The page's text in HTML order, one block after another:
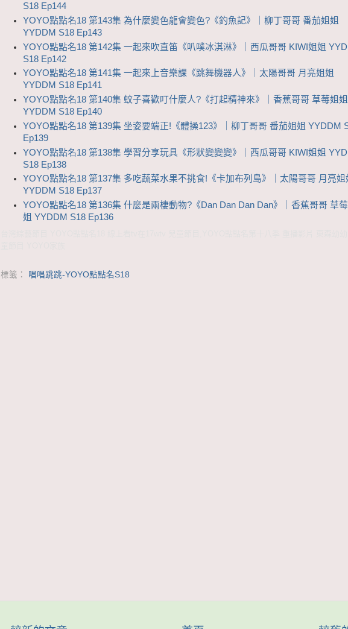
S18 Ep144
YOYO點點名18 第143集 為什麼變色龍會變色?《釣魚記》｜柳丁哥哥 番茄姐姐
YYDDM S18 Ep143
YOYO點點名18 第142集 一起來吹直笛《叭噗冰淇淋》｜西瓜哥哥 KIWI姐姐
S18 Ep142
YOYO點點名18 第141集 一起來上音樂課《跳舞機器人》｜太陽哥哥 月亮姐姐
YYDDM S18 Ep141
YOYO點點名18 第140集 蚊子喜歡叮什麼人?《打起精神來》｜香蕉哥哥 草莓姐姐
YYDDM S18 Ep140
YOYO點點名18 第139集 坐姿要端正!《體操123》｜柳丁哥哥 番茄姐姐 YYDDM
Ep139
YOYO點點名18 第138集 學習分享玩具《形狀變變變》｜西瓜哥哥 KIWI姐姐
S18 Ep138
YOYO點點名18 第137集 多吃蔬菜水果不挑食!《卡加布列島》｜太陽哥哥 月亮姐
YYDDM S18 Ep137
YOYO點點名18 第136集 什麼是兩棲動物?《Dan Dan Dan Dan》｜香蕉哥哥 草莓
姐 YYDDM S18 Ep136
標籤： 唱唱跳跳-YOYO點點名S18